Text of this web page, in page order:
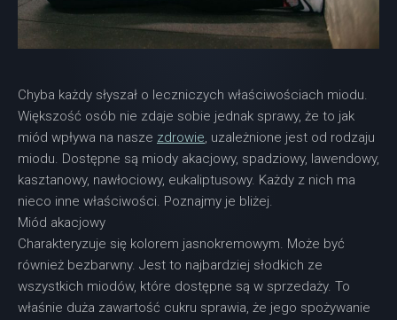
Chyba każdy słyszał o leczniczych właściwościach miodu.
Większość osób nie zdaje sobie jednak sprawy, że to jak
miód wpływa na nasze zdrowie, uzależnione jest od rodzaju
miodu. Dostępne są miody akacjowy, spadziowy, lawendowy,
kasztanowy, nawłociowy, eukaliptusowy. Każdy z nich ma
nieco inne właściwości. Poznajmy je bliżej.
Miód akacjowy
Charakteryzuje się kolorem jasnokremowym. Może być
również bezbarwny. Jest to najbardziej słodkich ze
wszystkich miodów, które dostępne są w sprzedaży. To
właśnie duża zawartość cukru sprawia, że jego spożywanie